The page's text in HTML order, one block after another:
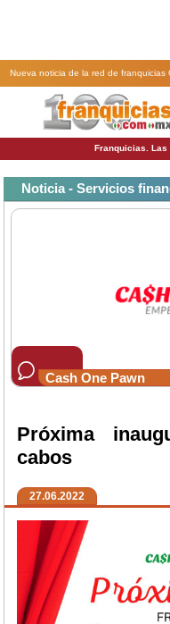
Nueva noticia de la red de franquicias
Franquicias.
Noticia - Servicios
Cash One Pawn
Próxima
cabos
27.06.2022